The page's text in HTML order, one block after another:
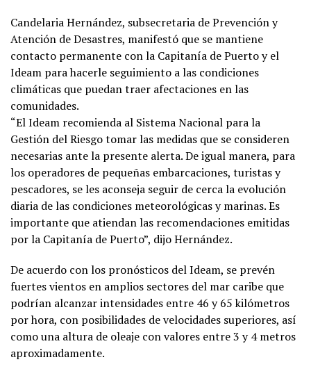
Candelaria Hernández, subsecretaria de Prevención y
Atención de Desastres, manifestó que se mantiene
contacto permanente con la Capitanía de Puerto y el
Ideam para hacerle seguimiento a las condiciones
climáticas que puedan traer afectaciones en las
comunidades.
“El Ideam recomienda al Sistema Nacional para la
Gestión del Riesgo tomar las medidas que se consideren
necesarias ante la presente alerta. De igual manera, para
los operadores de pequeñas embarcaciones, turistas y
pescadores, se les aconseja seguir de cerca la evolución
diaria de las condiciones meteorológicas y marinas. Es
importante que atiendan las recomendaciones emitidas
por la Capitanía de Puerto”, dijo Hernández.
De acuerdo con los pronósticos del Ideam, se prevén
fuertes vientos en amplios sectores del mar caribe que
podrían alcanzar intensidades entre 46 y 65 kilómetros
por hora, con posibilidades de velocidades superiores, así
como una altura de oleaje con valores entre 3 y 4 metros
aproximadamente.